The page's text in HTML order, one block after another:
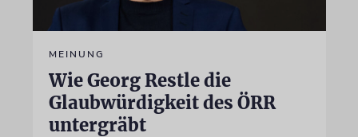
MEINUNG
Wie Georg Restle die
Glaubwürdigkeit des ÖRR
untergräbt